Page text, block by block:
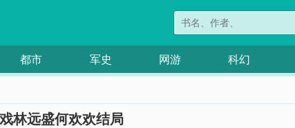
都市 军史 网游 科幻
林远盛何欢欢结局